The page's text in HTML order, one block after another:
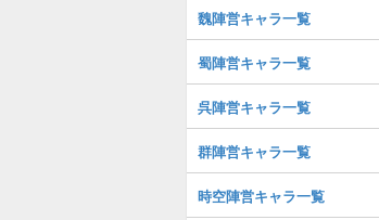
魏陣営キャラ一覧
蜀陣営キャラ一覧
呉陣営キャラ一覧
群陣営キャラ一覧
時空陣営キャラ一覧